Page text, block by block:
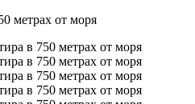
метрах от моря